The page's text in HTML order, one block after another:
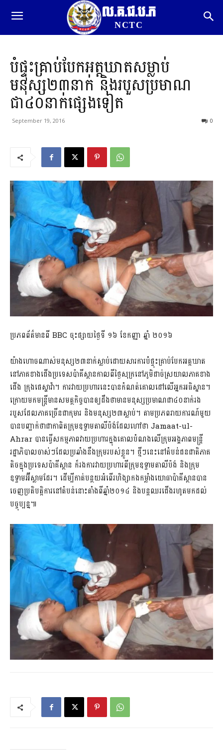
ល.គ.ជ.ប.ភ
NCTC
បំផ្ទុះគ្រាប់បែកអត្តឃាតសម្លាប់
មនុស្ស២៣នាក់ និងរបួសប្រមាណ
ជា៤០នាក់ផ្សេងទៀត
September 19, 2016 0
ប្រភពព័ត៌មានពី BBC ចុះផ្សាយថ្ងៃទី ១៦ ខែកញ្ញា ឆ្នាំ ២០១៦
យ៉ាងហោចណាស់មនុស្ស២៣នាក់ស្លាប់ដោយសារការបំផ្ទុះគ្រាប់បែកអត្តឃាត
នៅភាគខាងជើងប្រទេសប៉ាគីស្ថានកាលពីថ្ងៃសុក្រនៅភូមិដាច់ស្រយាលភាគខាង
ជើង ក្រុងផេស្ហាវ៉ា។ ការវាយប្រហារនេះបានកំណត់គោលដៅលើអ្នកអធិស្ឋាន។
ក្រោយមកមន្ត្រីមានសមត្ថកិច្ចបានឲ្យដឹងថាមានមនុស្សប្រមាណជា៤០នាក់រង
របួសដែលភាគច្រើនជាកុមារ និងមនុស្ស២៣ស្លាប់។ តាមប្រភពរាយការណ៍មួយ
បានបញ្ជាក់ថាជាកាពិតក្រុមឧទ្ទាមតាលីប៉ង់ដែលហៅថា Jamaat-ul-
Ahrar បានធ្វើសកម្មភាពវាយប្រហារក្នុងគោលបំណងលើក្រុមអង្គភាពមន្រ្តី
រដ្ឋាភិបាលចាស់ៗដែលប្រឆាំងនឹងក្រុមរបស់ខ្លួន។ ថ្មីៗនេះនៅតំបន់ជនជាតិភាគ
តិចក្នុងប្រទេសប៉ាគីស្ថាន ក៏រងការវាយប្រហារពីក្រុមឧទ្ទាមតាលីប៉ង់ និងក្រុម
ឧទ្ទាមអ៊ីស្លាមដែរ។ ដើម្បីកាត់បន្ថយអំពើរហិង្សាកងកម្លាំងយោធាប៉ាគីស្ថានបាន
ចេញប្រតិបត្តិការនៅតំបន់នោះតាំងពីឆ្នាំ២០១៤ និងបន្តឈរជើងរហូតមកដល់
បច្ចុប្បន្ន៕